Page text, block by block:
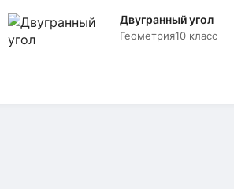
Двугранный угол
Геометрия10 класс